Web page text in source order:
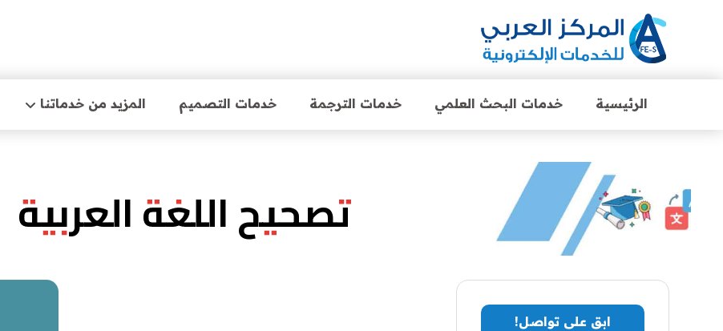
الرئيسية خدمات البحث العلمي خدمات الترجمة خدمات التصميم المزيد من خدماتنا
تصحيح اللغة العربية
ابق على تواصل!